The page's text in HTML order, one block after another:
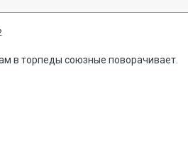
в торпеды союзные поворачивает.